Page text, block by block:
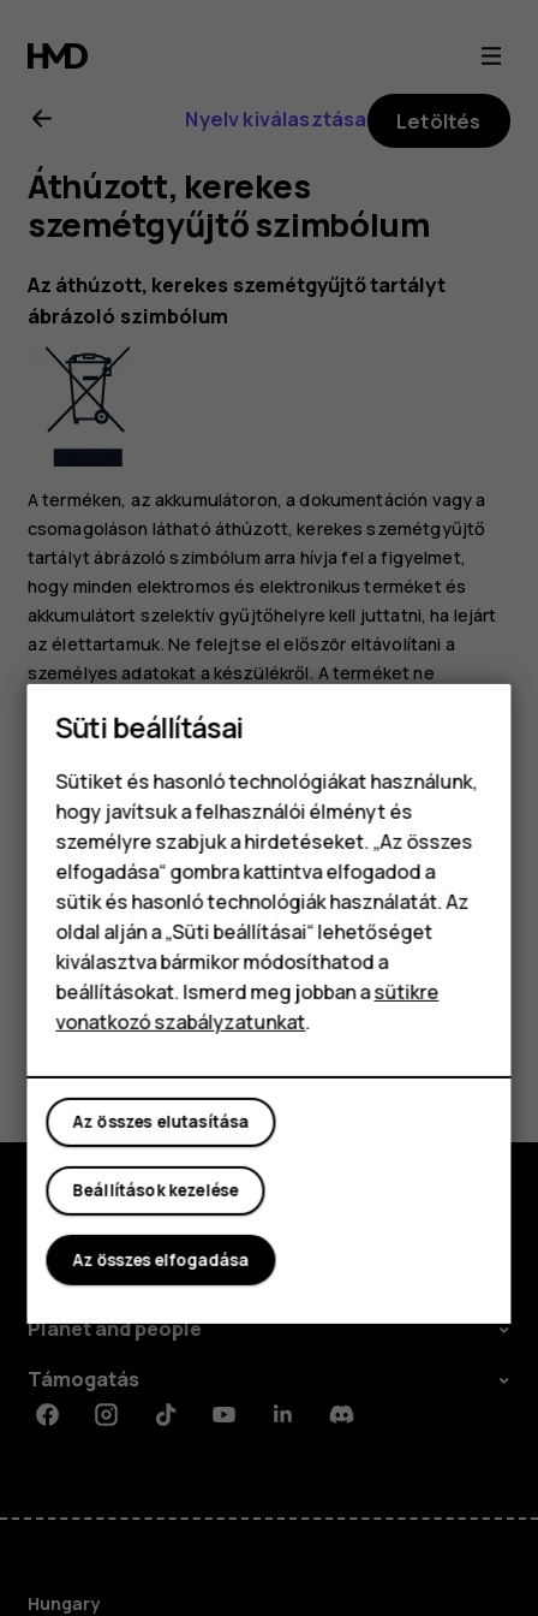
Nokia
G21
felhasználói
kézikönyv
Okostelefonok
Klasszikus telefonok
Tartozékok
Táblagépek
Nyelv kiválasztása Letöltés
Áthúzott, kerekes
szemétgyűjtő szimbólum
Az áthúzott, kerekes szemétgyűjtő tartályt
ábrázoló szimbólum
A terméken, az akkumulátoron, a dokumentáción vagy a
csomagoláson látható áthúzott, kerekes szemétgyűjtő
tartályt ábrázoló szimbólum arra hívja fel a figyelmet,
hogy minden elektromos és elektronikus terméket és
akkumulátort szelektív gyűjtőhelyre kell juttatni, ha lejárt
az élettartamuk. Ne felejtse el először eltávolítani a
személyes adatokat a készülékről. A terméket ne
vigye el a begyűjtőhelyre. Ha többet szeretne megtudni a
hulladékkezelő hatósághoz, vagy olvassa el a HMD
visszavételi programját és annak elérhetőségét az Ön
országában:
www.hmd.com/phones/support/topics/recycle.
Igen Nem
Rólunk
Planet and people
Támogatás
FacebookInstagramTiktokYoutubeLinkedinDiscord
Hungary
Süti beállításai
Sütiket és hasonló technológiákat használunk,
hogy javítsuk a felhasználói élményt és
személyre szabjuk a hirdetéseket. „Az összes
elfogadása“ gombra kattintva elfogadod a
sütik és hasonló technológiák használatát. Az
oldal alján a „Süti beállításai“ lehetőséget
kiválasztva bármikor módosíthatod a
beállításokat. Ismerd meg jobban asütikre
vonatkozó szabályzatunkat.
Az összes elutasítása
Beállítások kezelése
Az összes elfogadása